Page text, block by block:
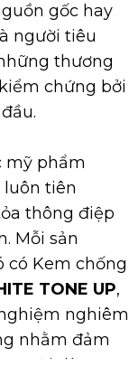
gốc hay
người tiêu
thương
chứng bởi
mỹ phẩm
tiên
thông điệp
Mỗi sản
có Kem chống
TONE UP,
nghiêm
nhằm đảm
dùng.